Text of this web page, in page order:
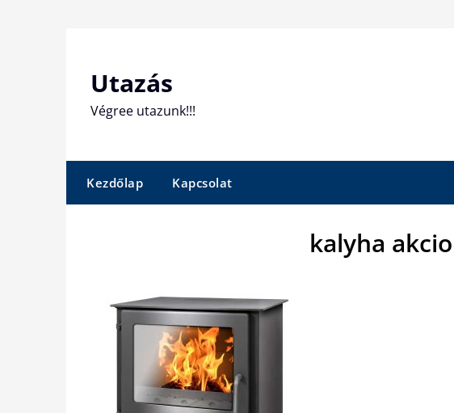
Utazás
Végree utazunk!!!
Kezdőlap Kapcsolat
kalyha akcio